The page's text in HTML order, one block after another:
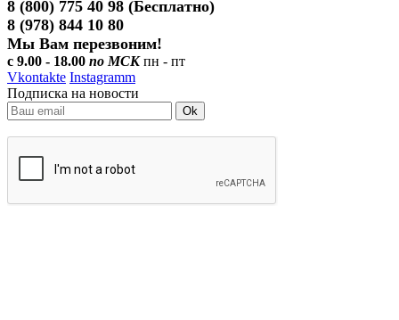
8 (800) 775 40 98 (Бесплатно)
8 (978) 844 10 80
Мы Вам перезвоним!
с 9.00 - 18.00 по МСКпн - пт
Vkontakte Instagramm
Подписка на новости